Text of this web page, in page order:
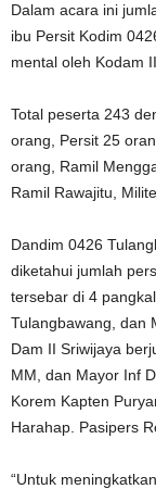
Dalam acara ini
ibu Persit Kodim
mental oleh Kodam
Total peserta 243
orang, Persit 25
orang, Ramil
Ramil Rawajitu,
Dandim 0426
diketahui jumlah
tersebar di 4
Tulangbawang, dan
Dam II Sriwijaya
MM, dan Mayor Inf
Korem Kapten
Harahap. Pasipers
“Untuk